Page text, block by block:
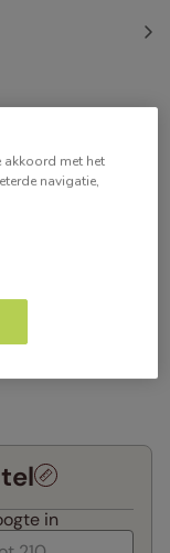
in
akkoord met het
navigatie,